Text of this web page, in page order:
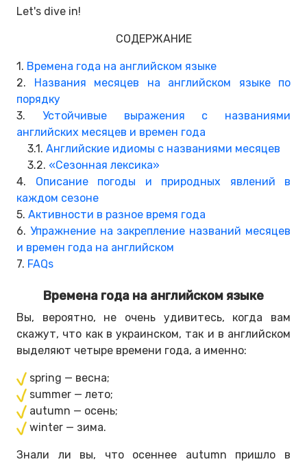
Let's dive in!
СОДЕРЖАНИЕ
1. Времена года на английском языке
2.
Названия месяцев на английском языке по
порядку
3. Устойчивые выражения с названиями
английских месяцев и времен года
3.1. Английские идиомы с названиями месяцев
3.2. «Сезонная лексика»
4. Описание погоды и природных явлений в
каждом сезоне
5. Активности в разное время года
6. Упражнение на закрепление названий месяцев
и времен года на английском
7. FAQs
Времена года на английском языке
Вы, вероятно, не очень удивитесь, когда вам
скажут, что как в украинском, так и в английском
выделяют четыре времени года, а именно:
spring — весна;
summer — лето;
autumn — осень;
winter — зима.
Знали ли вы, что осеннее аutumn пришло в